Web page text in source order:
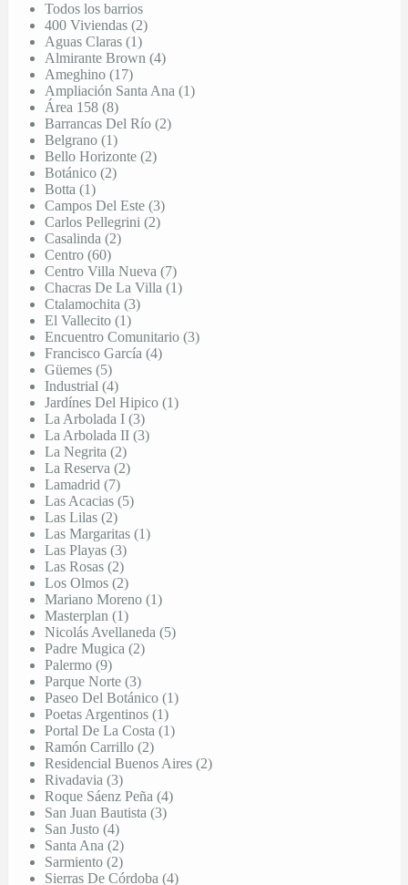
Todos los barrios
400 Viviendas (2)
Aguas Claras (1)
Almirante Brown (4)
Ameghino (17)
Ampliación Santa Ana (1)
Área 158 (8)
Barrancas Del Río (2)
Belgrano (1)
Bello Horizonte (2)
Botánico (2)
Botta (1)
Campos Del Este (3)
Carlos Pellegrini (2)
Casalinda (2)
Centro (60)
Centro Villa Nueva (7)
Chacras De La Villa (1)
Ctalamochita (3)
El Vallecito (1)
Encuentro Comunitario (3)
Francisco García (4)
Güemes (5)
Industrial (4)
Jardínes Del Hipico (1)
La Arbolada I (3)
La Arbolada II (3)
La Negrita (2)
La Reserva (2)
Lamadrid (7)
Las Acacias (5)
Las Lilas (2)
Las Margaritas (1)
Las Playas (3)
Las Rosas (2)
Los Olmos (2)
Mariano Moreno (1)
Masterplan (1)
Nicolás Avellaneda (5)
Padre Mugica (2)
Palermo (9)
Parque Norte (3)
Paseo Del Botánico (1)
Poetas Argentinos (1)
Portal De La Costa (1)
Ramón Carrillo (2)
Residencial Buenos Aires (2)
Rivadavia (3)
Roque Sáenz Peña (4)
San Juan Bautista (3)
San Justo (4)
Santa Ana (2)
Sarmiento (2)
Sierras De Córdoba (4)